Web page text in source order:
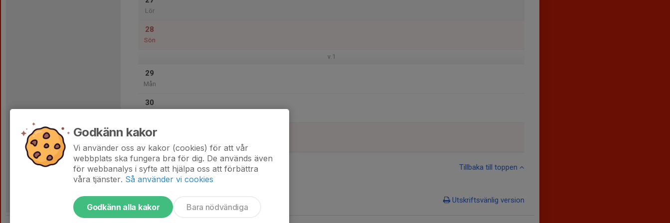
Lör
28
Sön
v.1
29
Mån
30
31
Tillbaka till toppen
Utskriftsvänlig version
Godkänn kakor
Vi använder oss av kakor (cookies) för att vår
webbplats ska fungera bra för dig. De används även
för webbanalys i syfte att hjälpa oss att förbättra
våra tjänster. Så använder vi cookies
Godkänn alla kakor Bara nödvändiga